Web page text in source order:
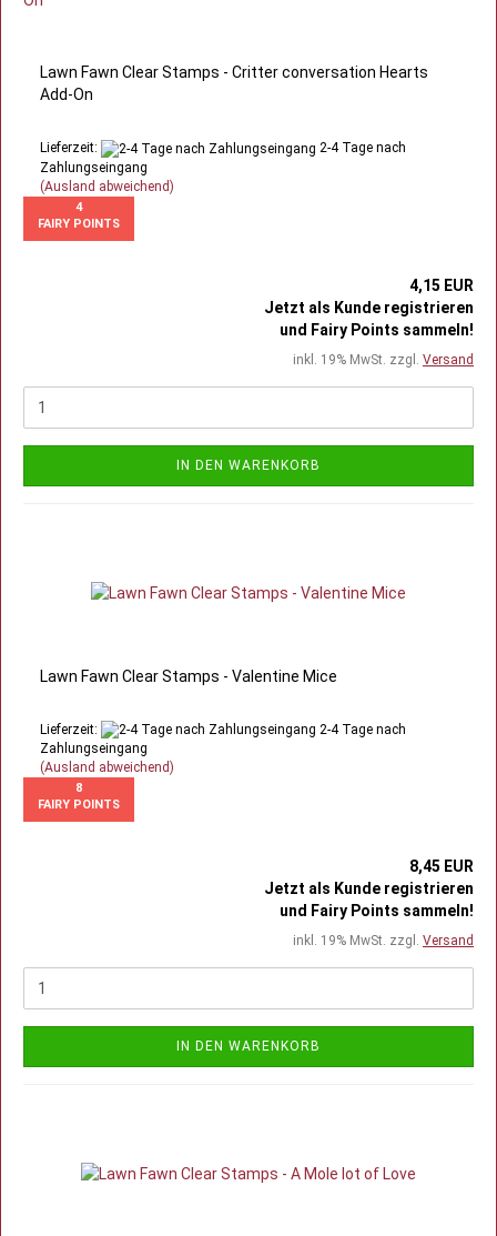
Lawn Fawn Clear Stamps - Critter conversation Hearts
Add-On
Lieferzeit:
2-4 Tage nach
Zahlungseingang
(Ausland abweichend)
4
FAIRY POINTS
4,15 EUR
Jetzt als Kunde registrieren
und Fairy Points sammeln!
inkl. 19% MwSt. zzgl. Versand
IN DEN WARENKORB
Lawn Fawn Clear Stamps - Valentine Mice
Lieferzeit:
2-4 Tage nach
Zahlungseingang
(Ausland abweichend)
8
FAIRY POINTS
8,45 EUR
Jetzt als Kunde registrieren
und Fairy Points sammeln!
inkl. 19% MwSt. zzgl. Versand
IN DEN WARENKORB